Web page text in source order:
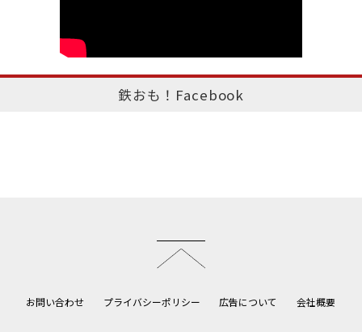
鉄おも！Facebook
お問い合わせ プライバシーポリシー 広告について 会社概要